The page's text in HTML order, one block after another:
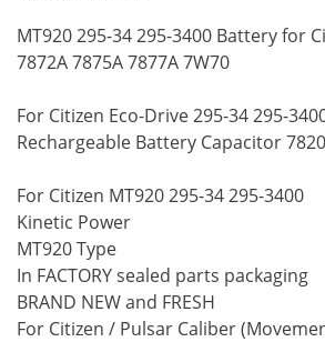
MT920 295-34 295-3400 Battery for
7872A 7875A 7877A 7W70
For Citizen Eco-Drive 295-34 295-
Rechargeable Battery Capacitor
For Citizen MT920 295-34 295-3400
Kinetic Power
MT920 Type
In FACTORY sealed parts packaging
BRAND NEW and FRESH
For Citizen / Pulsar Caliber